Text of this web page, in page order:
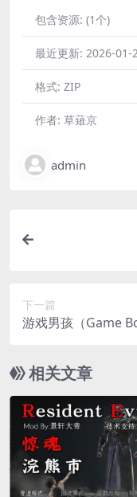
包含资源: (1个)
最近更新: 2026-01-
格式: ZIP
作者: 草薙京
admin
下一篇
游戏男孩（Game
相关文章